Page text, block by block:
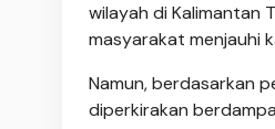
wilayah di Kalimantan
masyarakat menjauhi
Namun, berdasarkan
diperkirakan